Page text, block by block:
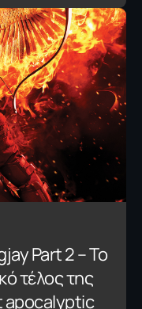
Part 2 – Το
τέλος της
apocalyptic